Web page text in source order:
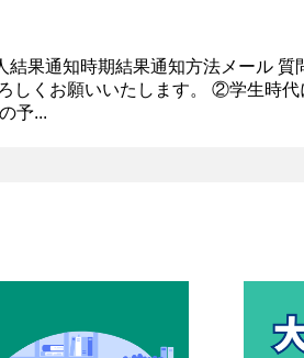
果通知時期 結果通知方法メール
しくお願いいたします。 ②学生時
予...